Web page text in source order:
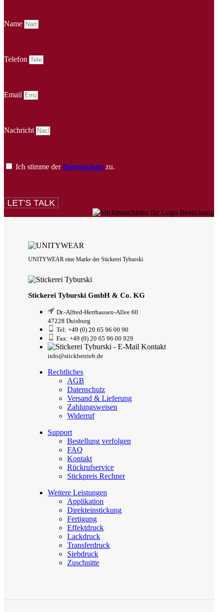
Name
Telefon
Email
Nachricht
Ich stimme derDatenschutz zu.
LET’S TALK
UNITYWEAR eine Marke der Stickerei Tyburski
Stickerei Tyburski GmbH & Co. KG
Dr.-Alfred-Herrhausen-Allee 60
47228 Duisburg
Tel: +49 (0) 20 65 96 00 90
Fax: +49 (0) 20 65 96 00 929
info@stickbetrieb.de
Rechtliches
AGB
Datenschutz
Versand & Lieferung
Zahlungsweisen
Widerruf
Support
Bestellung verfolgen
FAQ
Kontakt
Rückrufservice
Stickpreis Rechner
Weitere Leistungen
Applikation
Direkteinstickung
Fertigung
Effektdruck
Lackdruck
Transferdruck
Siebdruck
Zuschnitte